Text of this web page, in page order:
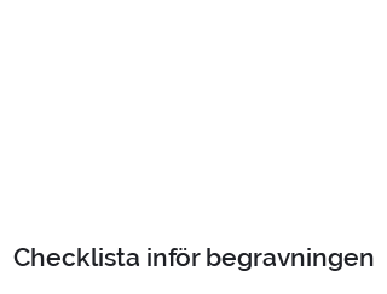
Checklista inför begravningen